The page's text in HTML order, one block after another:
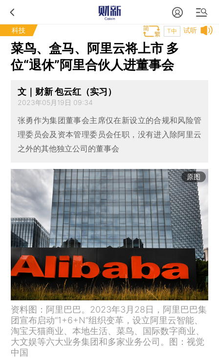
科技 试听
T中
菜鸟、盒马、阿里云将上市 多
位“退休”阿里合伙人进董事会
文｜财新 包云红（实习）
2023年05月19日 09:34
张勇作为集团董事会主席仅在新设立的合规和风险管
理委员会及资本管理委员会任职，没有进入除阿里云
之外的其他独立公司的董事会
原图
资料图：阿里巴巴。2023年3月28日，阿里巴巴集
团宣布启动“1+6+N”组织变革，设立阿里云智能、
淘宝天猫商业、本地生活、菜鸟、国际数字商业、
大文娱等六大业务集团和多家业务公司。图：视觉
中国